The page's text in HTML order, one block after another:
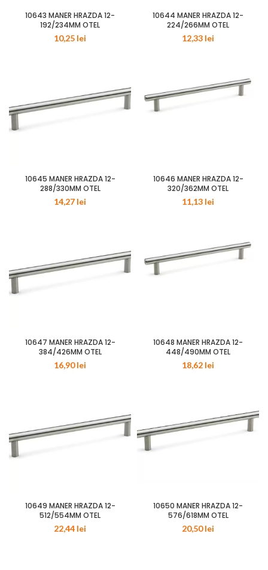
10643 MANER HRAZDA 12-
192/234MM OTEL
10,25 lei
10644 MANER HRAZDA 12-
224/266MM OTEL
12,33 lei
10645 MANER HRAZDA 12-
288/330MM OTEL
14,27 lei
10646 MANER HRAZDA 12-
320/362MM OTEL
11,13 lei
10647 MANER HRAZDA 12-
384/426MM OTEL
16,90lei
10648 MANER HRAZDA 12-
448/490MM OTEL
18,62 lei
10649 MANER HRAZDA 12-
512/554MM OTEL
22,44 lei
10650 MANER HRAZDA 12-
576/618MM OTEL
20,50lei